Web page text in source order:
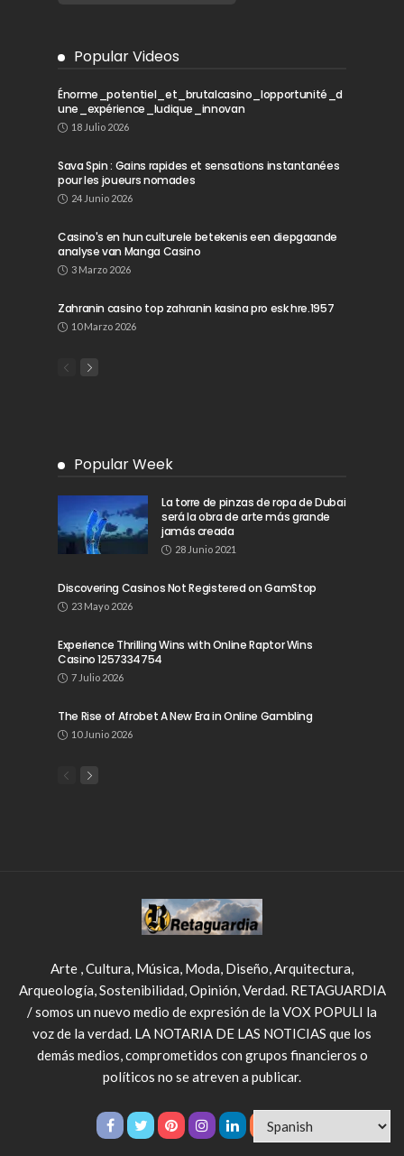
Popular Videos
Énorme_potentiel_et_brutalcasino_lopportunité_d
une_expérience_ludique_innovan
18 Julio 2026
Sava Spin : Gains rapides et sensations instantanées
pour les joueurs nomades
24 Junio 2026
Casino's en hun culturele betekenis een diepgaande
analyse van Manga Casino
3 Marzo 2026
Zahranin casino top zahranin kasina pro esk hre.1957
10 Marzo 2026
Popular Week
La torre de pinzas de ropa de Dubai
será la obra de arte más grande
jamás creada
28 Junio 2021
Discovering Casinos Not Registered on GamStop
23 Mayo 2026
Experience Thrilling Wins with Online Raptor Wins
Casino 1257334754
7 Julio 2026
The Rise of Afrobet A New Era in Online Gambling
10 Junio 2026
Arte , Cultura, Música, Moda, Diseño, Arquitectura,
Arqueología, Sostenibilidad, Opinión, Verdad. RETAGUARDIA
/ somos un nuevo medio de expresión de la VOX POPULI la
voz de la verdad. LA NOTARIA DE LAS NOTICIAS que los
demás medios, comprometidos con grupos financieros o
políticos no se atreven a publicar.